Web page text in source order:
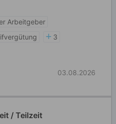
Arbeitgeber
3
03.08.2026
/ Teilzeit